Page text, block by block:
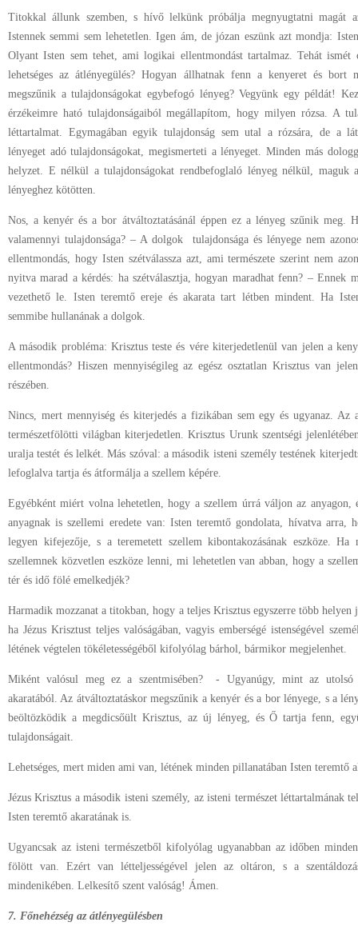
Titokkal állunk szemben, s hívő lelkünk próbálja megnyugtatni magát
Istennek semmi sem lehetetlen. Igen ám, de józan eszünk azt mondja:
Olyant Isten sem tehet, ami logikai ellentmondást tartalmaz. Tehát ismét
lehetséges az átlényegülés? Hogyan állhatnak fenn a kenyeret és bort
megszűnik a tulajdonságokat egybefogó lényeg? Vegyünk egy példát!
érzékeimre ható tulajdonságaiból megállapítom, hogy milyen rózsa. A
léttartalmat. Egymagában egyik tulajdonság sem utal a rózsára, de a
lényeget adó tulajdonságokat, megismerteti a lényeget. Minden más
helyzet. E nélkül a tulajdonságokat rendbefoglaló lényeg nélkül, maguk
lényeghez kötötten.
Nos, a kenyér és a bor átváltoztatásánál éppen ez a lényeg szűnik meg.
valamennyi tulajdonsága? – A dolgok tulajdonsága és lényege nem
ellentmondás, hogy Isten szétválassza azt, ami természete szerint nem
nyitva marad a kérdés: ha szétválasztja, hogyan maradhat fenn? – Ennek
vezethető le. Isten teremtő ereje és akarata tart létben mindent. Ha
semmibe hullanának a dolgok.
A második probléma: Krisztus teste és vére kiterjedetlenül van jelen a
ellentmondás? Hiszen mennyiségileg az egész osztatlan Krisztus van
részében.
Nincs, mert mennyiség és kiterjedés a fizikában sem egy és ugyanaz.
természetfölötti világban kiterjedetlen. Krisztus Urunk szentségi
uralja testét és lelkét. Más szóval: a második isteni személy testének
lefoglalva tartja és átformálja a szellem képére.
Egyébként miért volna lehetetlen, hogy a szellem úrrá váljon az anyagon,
anyagnak is szellemi eredete van: Isten teremtő gondolata, hívatva arra,
legyen kifejezője, s a teremetett szellem kibontakozásának eszköze.
szellemnek közvetlen eszköze lenni, mi lehetetlen van abban, hogy a
tér és idő fölé emelkedjék?
Harmadik mozzanat a titokban, hogy a teljes Krisztus egyszerre több helyen
ha Jézus Krisztust teljes valóságában, vagyis emberségé istenségével
létének végtelen tökéletességéből kifolyólag bárhol, bármikor megjelenhet.
Miként valósul meg ez a szentmisében? - Ugyanúgy, mint az utolsó
akaratából. Az átváltoztatáskor megszűnik a kenyér és a bor lényege, s a
beöltözködik a megdicsőült Krisztus, az új lényeg, és Ő tartja fenn,
tulajdonságait.
Lehetséges, mert miden ami van, létének minden pillanatában Isten teremtő
Jézus Krisztus a második isteni személy, az isteni természet léttartalmának
Isten teremtő akaratának is.
Ugyancsak az isteni természetből kifolyólag ugyanabban az időben
fölött van. Ezért van létteljességével jelen az oltáron, s a
mindenikében. Lelkesítő szent valóság! Ámen.
7. Főnehézség az átlényegülésben